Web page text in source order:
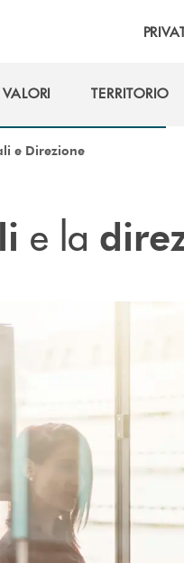
VALORI
TERRITORIO
e Direzione
e la